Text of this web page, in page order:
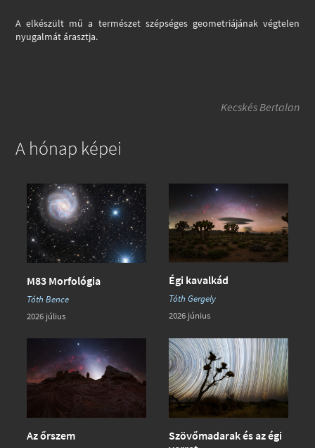
A elkészült mű a természet szépséges geometriájának végtelen
nyugalmát árasztja.
Kecskés Bertalan
A hónap képei
M83 Morfológia
Tóth Bence
2026 július
Égi kavalkád
Tóth Gergely
2026 június
Az őrszem
Szövőmadarak és az égi